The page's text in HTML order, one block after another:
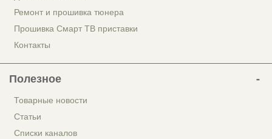
Ремонт и прошивка тюнера
Прошивка Смарт ТВ приставки
Контакты
Полезное
Товарные новости
Статьи
Списки каналов